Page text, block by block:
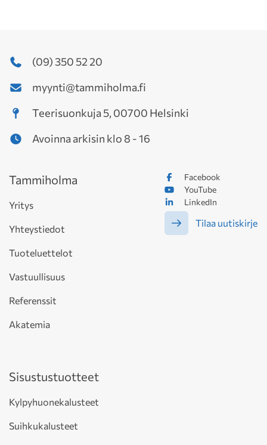
(09) 350 52 20
myynti@tammiholma.fi
Teerisuonkuja 5, 00700 Helsinki
Avoinna arkisin klo 8 - 16
Facebook
YouTube
LinkedIn
Tilaa uutiskirje
Tammiholma
Yritys
Yhteystiedot
Tuoteluettelot
Vastuullisuus
Referenssit
Akatemia
Sisustustuotteet
Kylpyhuonekalusteet
Suihkukalusteet